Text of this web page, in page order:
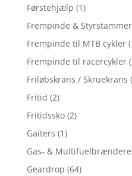
Førstehjælp (1)
Frempinde & Styrstammer
Frempinde til MTB cykler
Frempinde til racercykler
Friløbskrans / Skruekrans
Fritid (2)
Fritidssko (2)
Gaiters (1)
Gas- & Multifuelbrændere
Geardrop (64)